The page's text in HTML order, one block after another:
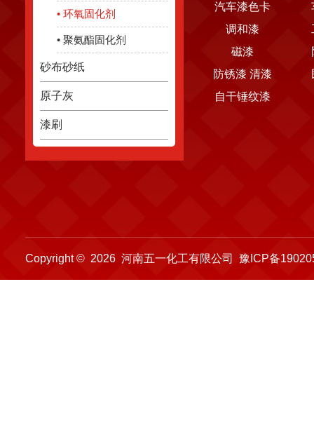
• 环氧固化剂
• 聚氨酯固化剂
砂布砂纸
原子灰
漆刷
公司简介
发展历程
新闻中心
五一资质
维权打假
社会责任
工业漆
水性漆
汽车漆色卡
调和漆
磁漆
防锈漆 清漆
自干锤纹漆
Copyright © 2026 河南五一化工有限公司 豫ICP备